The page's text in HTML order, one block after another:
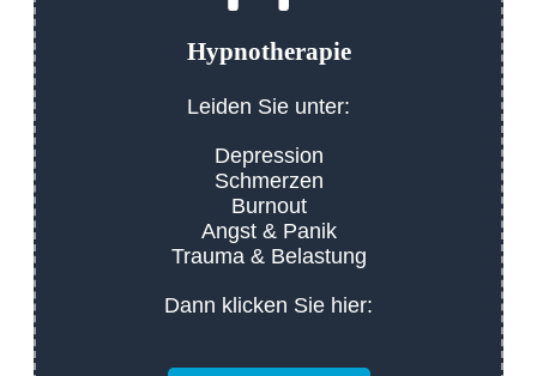
Hypnotherapie
Leiden Sie unter:
Depression
Schmerzen
Burnout
Angst & Panik
Trauma & Belastung
Dann klicken Sie hier: